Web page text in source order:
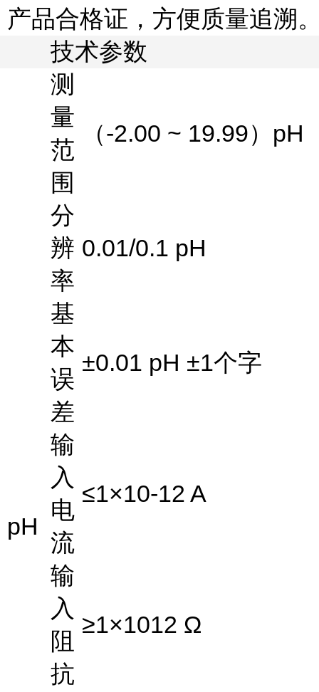
产品合格证，方便质量追溯
技术参数
pH
测
量
范
围
（-2.00 ~ 19.99） pH
分
辨
率
0.01/0.1 pH
基
本
误
差
±0.01 pH ±1个字
输
入
电
流
≤1×10-12 A
输
入
阻
抗
≥1×1012 Ω